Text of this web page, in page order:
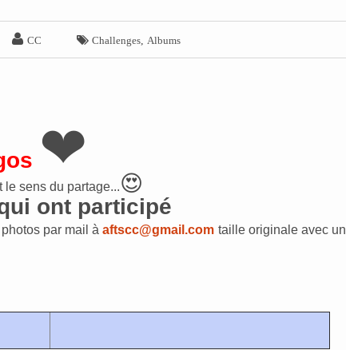
 CC  Challenges Albums
❤
sens du partage...😍
ont participé
par mail àaftscc@gmail.com taille originale avec un